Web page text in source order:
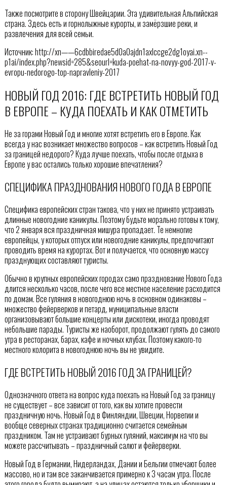
Также посмотрите в сторону Швейцарии. Эта удивительная Альпийская
страна. Здесь есть и горнолыжные курорты, и замёрзшие реки, и
развлечения для всей семьи.
Источник: http://xn——6cdbbiredae5d0a0ajdn1axlccge2dg1oyai.xn--
p1ai/index.php?newsid=285&seourl=kuda-poehat-na-novyy-god-2017-v-
evropu-nedorogo-top-napravleniy-2017
НОВЫЙ ГОД 2016: ГДЕ ВСТРЕТИТЬ НОВЫЙ ГОД
В ЕВРОПЕ – КУДА ПОЕХАТЬ И КАК ОТМЕТИТЬ
Не за горами Новый Год и многие хотят встретить его в Европе. Как
всегда у нас возникает множество вопросов – как встретить Новый Год
за границей недорого? Куда лучше поехать, чтобы после отдыха в
Европе у вас остались только хорошие впечатления?
СПЕЦИФИКА ПРАЗДНОВАНИЯ НОВОГО ГОДА В ЕВРОПЕ
Специфика европейских стран такова, что у них не принято устраивать
длинные новогодние каникулы. Поэтому будьте морально готовы к тому,
что 2 января вся праздничная мишура пропадает. Те немногие
европейцы, у которых отпуск или новогодние каникулы, предпочитают
проводить время на курортах. Вот и получается, что основную массу
празднующих составляют туристы.
Обычно в крупных европейских городах само празднование Нового Года
длится несколько часов, после чего все местное население расходится
по домам. Все гуляния в новогоднюю ночь в основном одинаковы –
множество фейерверков и петард, муниципальные власти
организовывают большие концерты или дискотеки, иногда проводят
небольшие парады. Туристы же наоборот, продолжают гулять до самого
утра в ресторанах, барах, кафе и ночных клубах. Поэтому какого-то
местного колорита в новогоднюю ночь вы не увидите.
ГДЕ ВСТРЕТИТЬ НОВЫЙ 2016 ГОД ЗА ГРАНИЦЕЙ?
Однозначного ответа на вопрос куда поехать на Новый Год за границу
не существует – все зависит от того, как вы хотите провести
праздничную ночь. Новый Год в Финляндии, Швеции, Норвегии и
вообще северных странах традиционно считается семейным
праздником. Там не устраивают бурных гуляний, максимум на что вы
можете рассчитывать – праздничный салют и фейерверки.
Новый Год в Германии, Нидерландах, Дании и Бельгии отмечают более
массово, но и там все заканчивается примерно к 3 часам утра. После